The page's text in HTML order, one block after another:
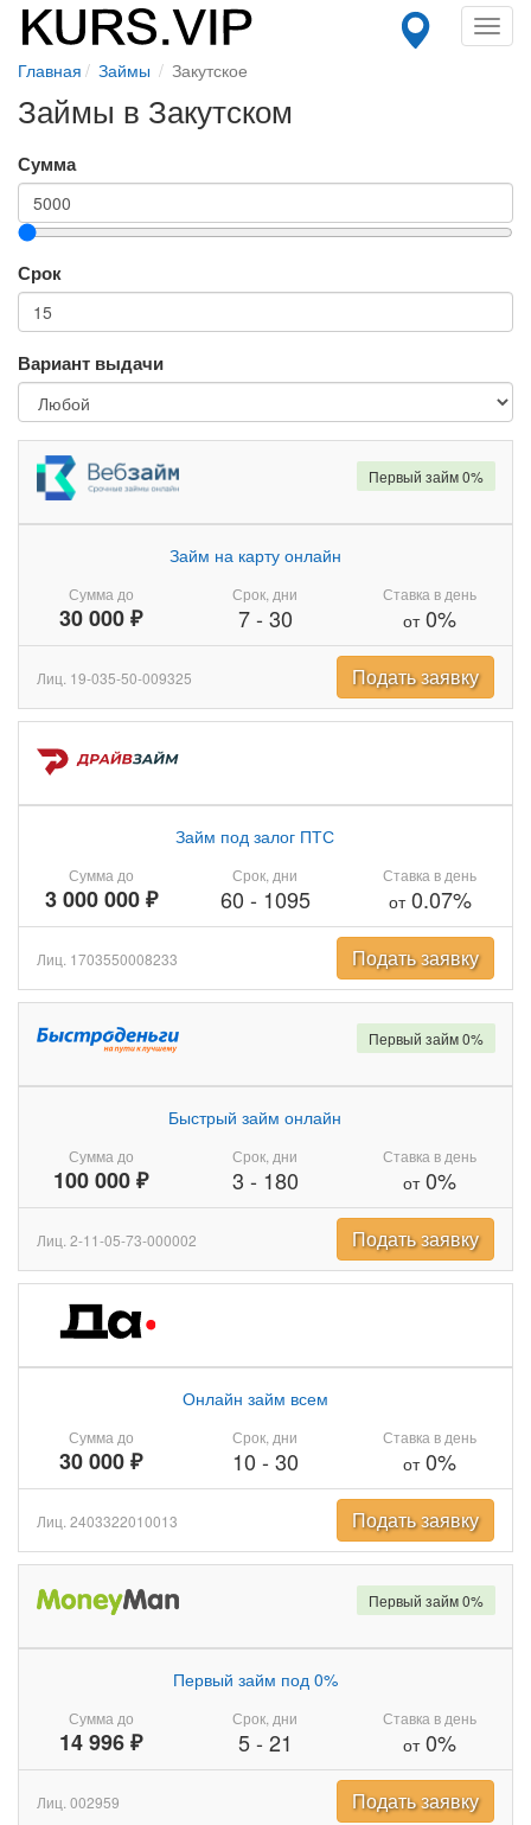
Главная Займы Закутское
Займы в Закутском
Сумма
Срок
Вариант выдачи
Сумма до
30 000 ₽
Займ на карту онлайн
Срок, дни
7- 30
Ставка в день
от0%
Первый займ 0%
Лиц. 19-035-50-009325 Подать заявку
Сумма до
3 000 000 ₽
Займ под залог ПТС
Срок, дни
60 - 1095
Ставка в день
от0.07%
Лиц. 1703550008233 Подать заявку
Сумма до
100 000 ₽
Быстрый займ онлайн
Срок, дни
3 - 180
Ставка в день
от0%
Первый займ 0%
Лиц. 2-11-05-73-000002 Подать заявку
Сумма до
30 000 ₽
Онлайн займ всем
Срок, дни
10 - 30
Ставка в день
от0%
Лиц. 2403322010013 Подать заявку
Сумма до
14 996 ₽
Первый займ под 0%
Срок, дни
5- 21
Ставка в день
от0%
Первый займ 0%
Лиц. 002959 Подать заявку